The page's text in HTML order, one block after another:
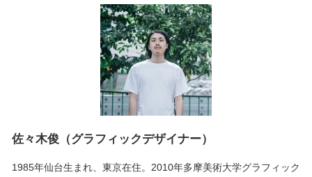
佐々木俊（グラフィックデザイナー）
1985年仙台生まれ、東京在住。2010年多摩美術大学グラフィック